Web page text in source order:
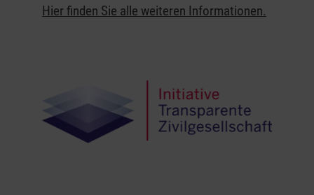
Hier finden Sie alle weiteren Informationen.